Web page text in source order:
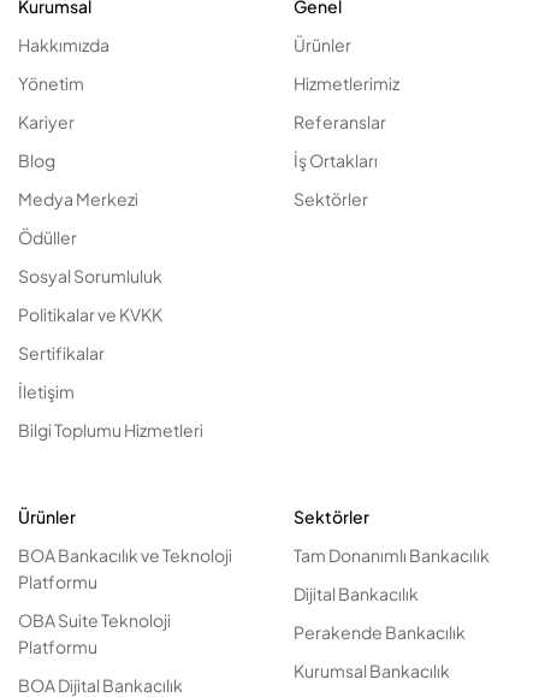
Kurumsal
Hakkımızda
Yönetim
Kariyer
Blog
Medya Merkezi
Ödüller
Sosyal Sorumluluk
Politikalar ve KVKK
Sertifikalar
İletişim
Bilgi Toplumu Hizmetleri
Genel
Ürünler
Hizmetlerimiz
Referanslar
İş Ortakları
Sektörler
Ürünler
BOA Bankacılık ve Teknoloji
Platformu
OBA Suite Teknoloji
Platformu
BOA Dijital Bankacılık
Sektörler
Tam Donanımlı Bankacılık
Dijital Bankacılık
Perakende Bankacılık
Kurumsal Bankacılık